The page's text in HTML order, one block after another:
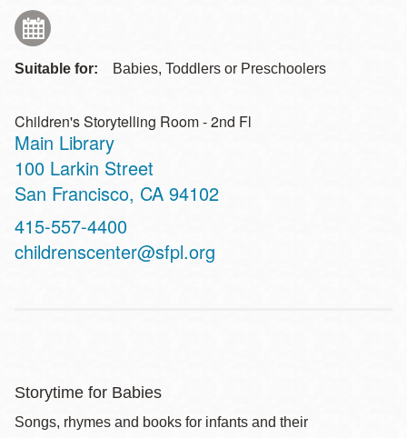
Suitable for: Babies, Toddlers or Preschoolers
Children's Storytelling Room - 2nd Fl
Main Library
Address
100 Larkin Street
San Francisco, CA 94102
Contact
Telephone
415-557-4400
childrenscenter@sfpl.org
Storytime for Babies
Songs, rhymes and books for infants and their